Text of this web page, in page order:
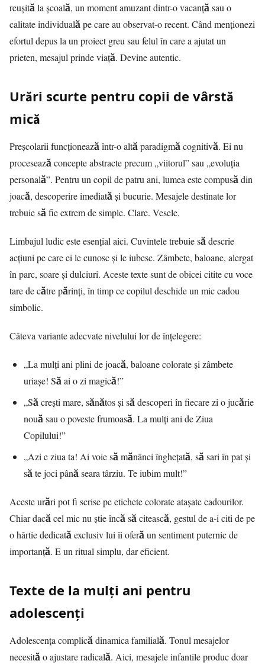
reușită la școală, un moment amuzant dintr-o vacanță sau o
calitate individuală pe care au observat-o recent. Când menționezi
efortul depus la un proiect greu sau felul în care a ajutat un
prieten, mesajul prinde viață. Devine autentic.
Urări scurte pentru copii de vârstă
mică
Preșcolarii funcționează într-o altă paradigmă cognitivă. Ei nu
procesează concepte abstracte precum „viitorul” sau „evoluția
personală”. Pentru un copil de patru ani, lumea este compusă din
joacă, descoperire imediată și bucurie. Mesajele destinate lor
trebuie să fie extrem de simple. Clare. Vesele.
Limbajul ludic este esențial aici. Cuvintele trebuie să descrie
acțiuni pe care ei le cunosc și le iubesc. Zâmbete, baloane, alergat
în parc, soare și dulciuri. Aceste texte sunt de obicei citite cu voce
tare de către părinți, în timp ce copilul deschide un mic cadou
simbolic.
Câteva variante adecvate nivelului lor de înțelegere:
„La mulți ani plini de joacă, baloane colorate și zâmbete
uriașe! Să ai o zi magică!”
„Să crești mare, sănătos și să descoperi în fiecare zi o jucărie
nouă sau o poveste frumoasă. La mulți ani de Ziua
Copilului!”
„Azi e ziua ta! Ai voie să mănânci înghețată, să sari în pat și
să te joci până seara târziu. Te iubim mult!”
Aceste urări pot fi scrise pe etichete colorate atașate cadourilor.
Chiar dacă cel mic nu știe încă să citească, gestul de a-i citi de pe
o hârtie dedicată exclusiv lui îi oferă un sentiment puternic de
importanță. E un ritual simplu, dar eficient.
Texte de la mulți ani pentru
adolescenți
Adolescența complică dinamica familială. Tonul mesajelor
necesită o ajustare radicală. Aici, mesajele infantile produc doar